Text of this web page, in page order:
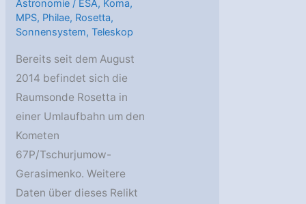
Astronomie / ESA, Koma,
MPS, Philae, Rosetta,
Sonnensystem,Teleskop
Bereits seit dem August
2014 befindet sich die
Raumsonde Rosetta in
einer Umlaufbahn um den
Kometen
67P/Tschurjumow-
Gerasimenko. Weitere
Daten über dieses Relikt